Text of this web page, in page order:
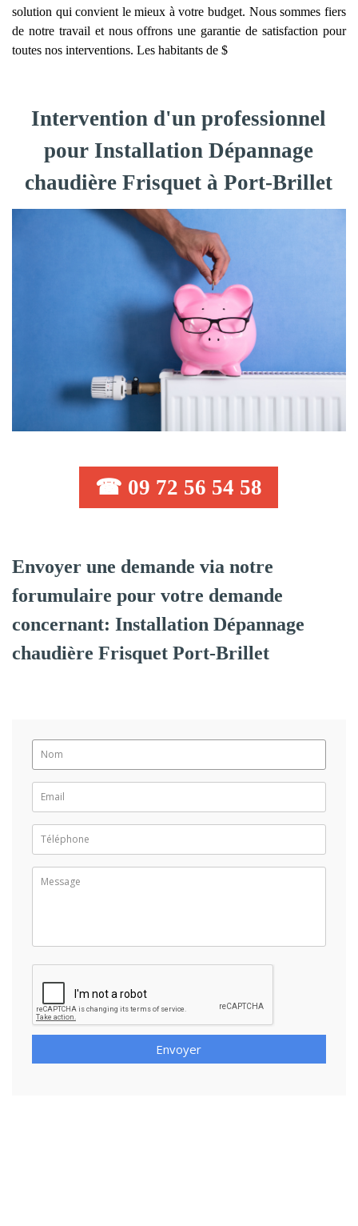
solution qui convient le mieux à votre budget. Nous sommes fiers
de notre travail et nous offrons une garantie de satisfaction pour
toutes nos interventions. Les habitants de $
Intervention d'un professionnel
pour Installation Dépannage
chaudière Frisquet à Port-Brillet
☎ 09 72 56 54 58
Envoyer une demande via notre
forumulaire pour votre demande
concernant: Installation Dépannage
chaudière Frisquet Port-Brillet
Envoyer